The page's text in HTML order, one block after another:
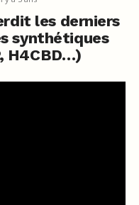
les derniers
synthétiques
H4CBD…)